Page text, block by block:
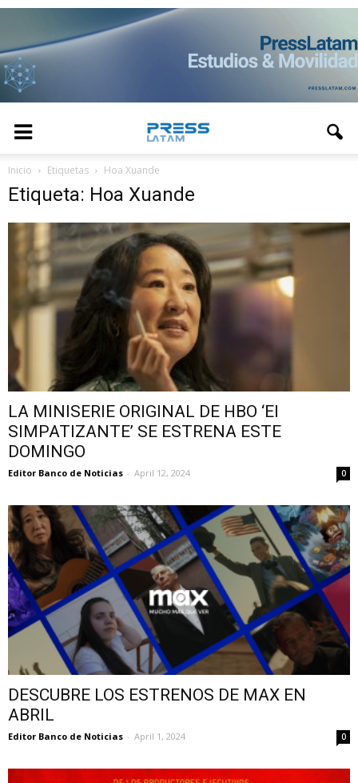
Inicio Etiquetas Hoa Xuande
Etiqueta: Hoa Xuande
LA MINISERIE ORIGINAL DE HBO ‘El
SIMPATIZANTE’ SE ESTRENA ESTE
DOMINGO
Editor Banco de Noticias - April 12, 2024 0
DESCUBRE LOS ESTRENOS DE MAX EN
ABRIL
Editor Banco de Noticias - April 1, 2024 0